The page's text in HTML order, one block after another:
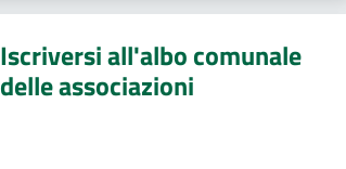
Iscriversi all'albo comunale
delle associazioni